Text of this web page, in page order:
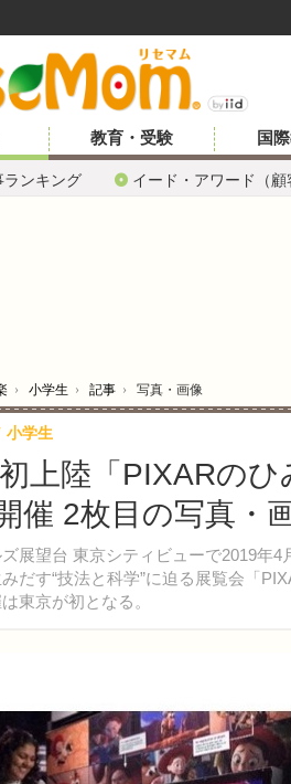
ランキング イード・アワード（顧
教育・受験 国
› 小学生 › 記事 › 写真・画像
上陸「PIXARの
催 2枚目の写真・
展望台 東京シティビューで2019年4
だす“技法と科学”に迫る展覧会「
東京が初となる。
小学生